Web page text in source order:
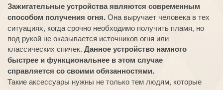
Зажигательные устройства являются современным
способом получения огня.Она выручает человека в тех
ситуациях, когда срочно необходимо получить пламя, но
под рукой не оказывается источников огня или
классических спичек. Данное устройство намного
быстрее и функциональнее в этом случае
справляется со своими обязанностями.
Такие аксессуары нужны не только тем людям, которые